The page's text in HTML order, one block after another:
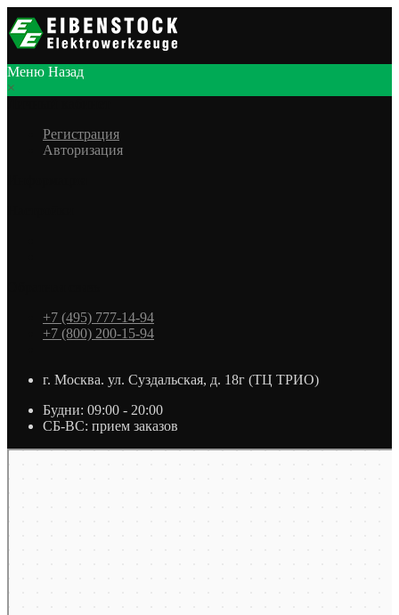
Меню Назад
×
Регистрация
Авторизация
+7 (495) 777-14-94
+7 (800) 200-15-94
г. Москва. ул. Суздальская, д. 18г (ТЦ ТРИО)
Будни: 09:00 - 20:00
СБ-ВС: прием заказов